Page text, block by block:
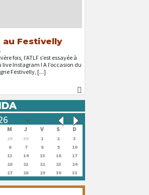
au Festivelly
fois, l’ATLF s’est essayée à
live Instagram ! A l’occasion du
Festivelly, [...]
M J V S D
29 30 1 2
3
6 7 8 9
10
13 14 15 16
17
20 21 22 23
24
27 28 29 30 31